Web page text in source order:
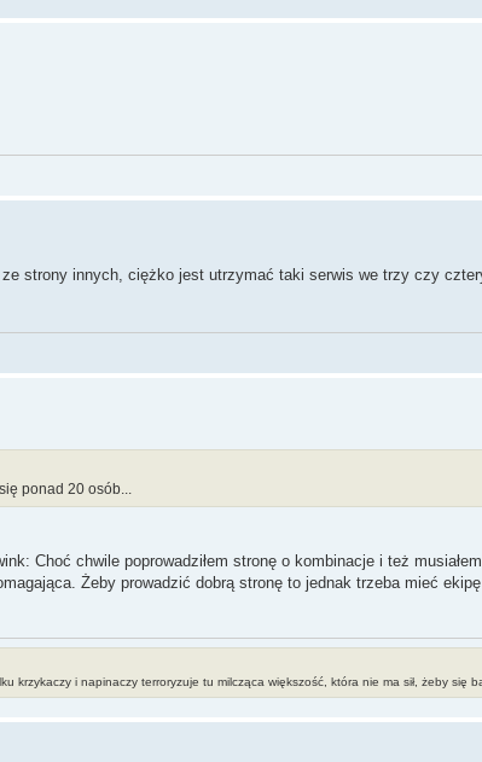
ze strony innych, ciężko jest utrzymać taki serwis we trzy czy
ponad 20 osób...
Choć chwile poprowadziłem stronę o kombinacje i też
Żeby prowadzić dobrą stronę to jednak trzeba mieć
krzykaczy i napinaczy terroryzuje tu milcząca większość, która nie ma sił, żeby się